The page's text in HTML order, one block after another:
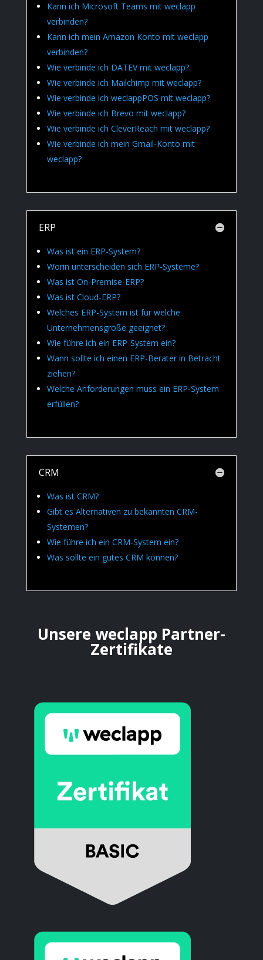
Kann ich Microsoft Teams mit weclapp
verbinden?
Kann ich mein Amazon Konto mit weclapp
verbinden?
Wie verbinde ich DATEV mit weclapp?
Wie verbinde ich Mailchimp mit weclapp?
Wie verbinde ich weclappPOS mit weclapp?
Wie verbinde ich Brevo mit weclapp?
Wie verbinde ich CleverReach mit weclapp?
Wie verbinde ich mein Gmail-Konto mit
weclapp?
ERP
Was ist ein ERP-System?
Worin unterscheiden sich ERP-Systeme?
Was ist On-Premise-ERP?
Was ist Cloud-ERP?
Welches ERP-System ist für welche
Unternehmensgröße geeignet?
Wie führe ich ein ERP-System ein?
Wann sollte ich einen ERP-Berater in Betracht
ziehen?
Welche Anforderungen muss ein ERP-System
erfüllen?
CRM
Was ist CRM?
Gibt es Alternativen zu bekannten CRM-
Systemen?
Wie führe ich ein CRM-System ein?
Was sollte ein gutes CRM können?
Unsere weclapp Partner-
Zertifikate